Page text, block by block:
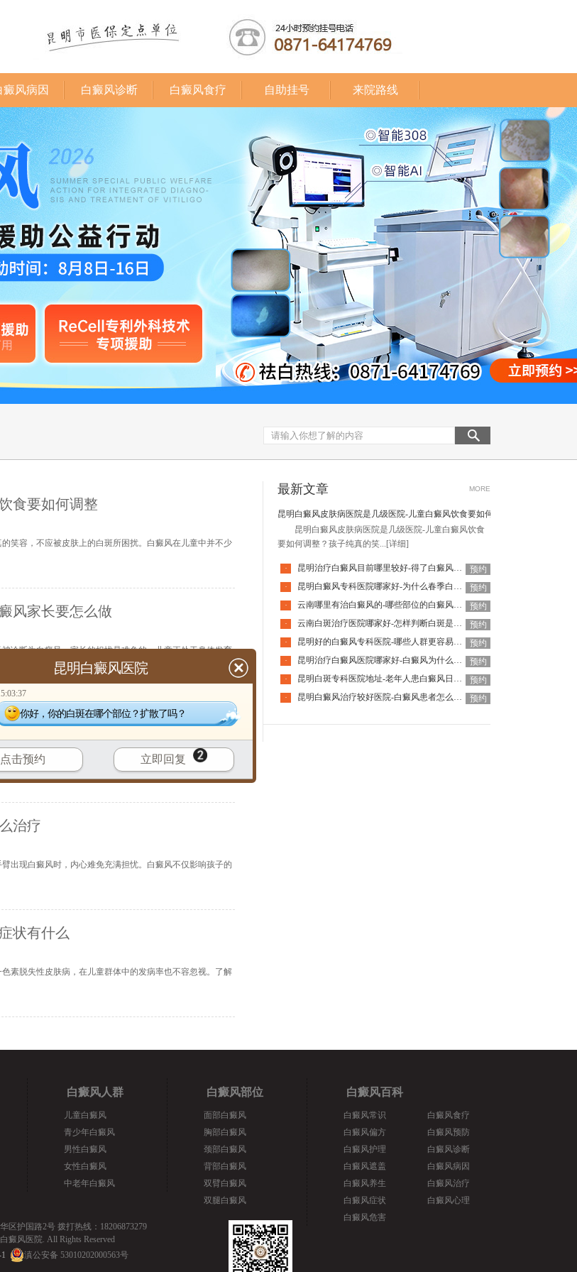
癜风病因 白癜风诊断 白癜风食疗 自助挂号 来院路线
食要如何调整
笑容，不应被皮肤上的白斑所困扰。白癜风在儿童中并不少
风家长要怎么做
诊断为白癜风，家长的担忧是难免的。儿童正处于身体发育
么治疗呢
上孩子，家长们往往会陷入焦虑与慌乱之中，一时不知所
治疗
出现白癜风时，内心难免充满担忧。白癜风不仅影响孩子的
状有什么
素脱失性皮肤病，在儿童群体中的发病率也不容忽视。了解
最新文章 MORE
昆明白癜风皮肤病医院是几级医院-儿童白癜风饮食要如何调整
昆明白癜风皮肤病医院是几级医院-儿童白癜风饮食
要如何调整？孩子纯真的笑... [详细]
· 昆明治疗白癜风目前哪里较好-得了白癜风该怎么调节负面情绪呢
预约
·
昆明白癜风专科医院哪家好-为什么春季白癜风扩散速度会变快
预约
·
云南哪里有治白癜风的-哪些部位的白癜风要提高警惕呢
预约
·
云南白斑治疗医院哪家好-怎样判断白斑是不是白癜风
预约
·
昆明好的白癜风专科医院-哪些人群更容易患白癜风呀
预约
·
昆明治疗白癜风医院哪家好-白癜风为什么好发于摩擦部位
预约
·
昆明白斑专科医院地址-老年人患白癜风日常该怎么护理
预约
·
昆明白癜风治疗较好医院-白癜风患者怎么应对外界的目光 预约
白癜风人群
儿童白癜风
青少年白癜风
男性白癜风
女性白癜风
中老年白癜风
白癜风部位
面部白癜风
胸部白癜风
颈部白癜风
背部白癜风
双臂白癜风
双腿白癜风
白癜风百科
白癜风常识
白癜风偏方
白癜风护理
白癜风遮盖
白癜风养生
白癜风症状
白癜风危害
白癜风食疗
白癜风预防
白癜风诊断
白癜风病因
白癜风治疗
白癜风心理
区护国路2号 拨打热线：18206873279
癜风医院. All Rights Reserved
滇公安备 53010202000563号
昆明白癜风医院
你好，你的白斑在哪个部位？扩散了吗？
点击预约 立即回复